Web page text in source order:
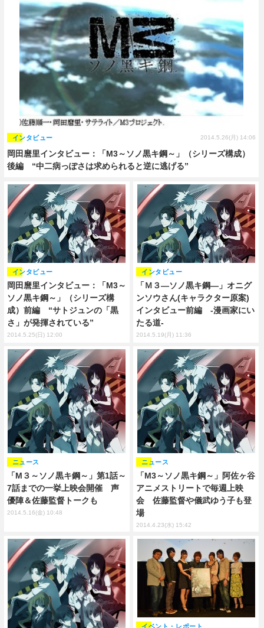
岡田麿里インタビュー：「M3～ソノ黒キ鋼～」（シリーズ構成）
後編 “中二病っぽさは求められると逆に逃げる”
インタビュー 2014.5.26(月) 14:06
岡田麿里インタビュー：「M3～
ソノ黒キ鋼～」（シリーズ構
成）前編 “サトジュンの「黒
さ」が発揮されている”
インタビュー
2014.5.25(日) 12:00
「Ｍ３―ソノ黒キ鋼―」オニグ
ンソウさん(キャラクター原案)
インタビュー前編 -漫画家にい
たる道-
インタビュー
2014.5.19(月) 11:36
「M３～ソノ黒キ鋼～」第1話～
7話までの一挙上映会開催 声
優陣＆佐藤監督トークも
ニュース
2014.5.16(金) 10:48
「M3～ソノ黒キ鋼～」阿佐ヶ谷
アニメストリートで毎週上映
会 佐藤監督や儀武ゆう子も登
場
ニュース
2014.4.23(水) 15:42
イベント・レポート